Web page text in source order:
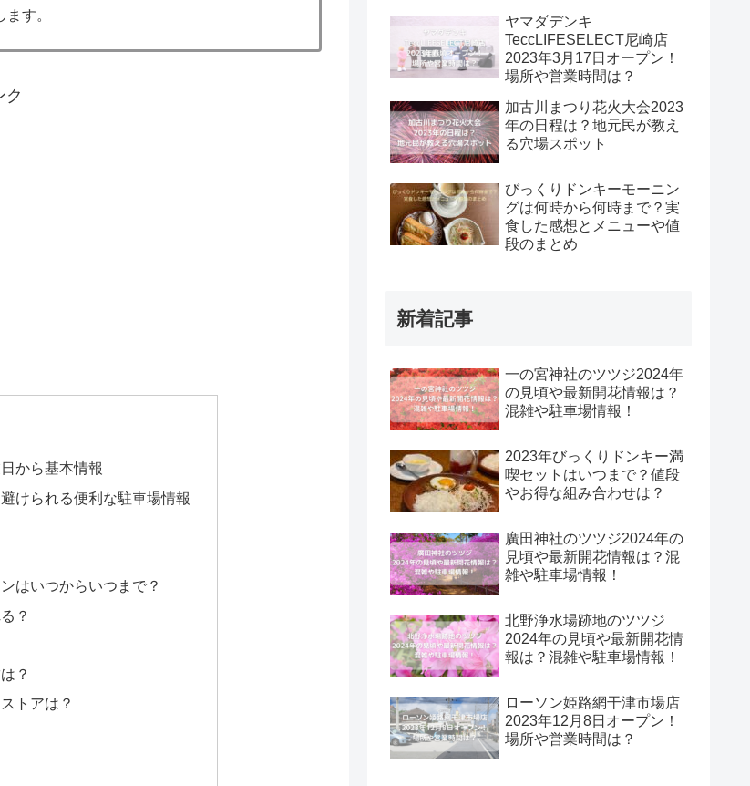
す。
ク
から基本情報
けられる便利な駐車場情報
はいつからいつまで？
？
？
トアは？
ヤマダデンキ
TeccLIFESELECT尼崎店
2023年3月17日オープン！
場所や営業時間は？
加古川まつり花火大会2023
年の日程は？地元民が教え
る穴場スポット
びっくりドンキーモーニン
グは何時から何時まで？実
食した感想とメニューや値
段のまとめ
新着記事
一の宮神社のツツジ2024年
の見頃や最新開花情報は？
混雑や駐車場情報！
2023年びっくりドンキー満
喫セットはいつまで？値段
やお得な組み合わせは？
廣田神社のツツジ2024年の
見頃や最新開花情報は？混
雑や駐車場情報！
北野浄水場跡地のツツジ
2024年の見頃や最新開花情
報は？混雑や駐車場情報！
ローソン姫路網干津市場店
2023年12月8日オープン！
場所や営業時間は？